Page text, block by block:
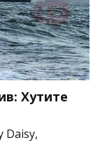
Хутите
Daisy,